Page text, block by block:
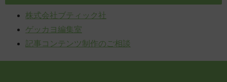
株式会社ブティック社
ゲッカヨ編集室
記事コンテンツ制作のご相談